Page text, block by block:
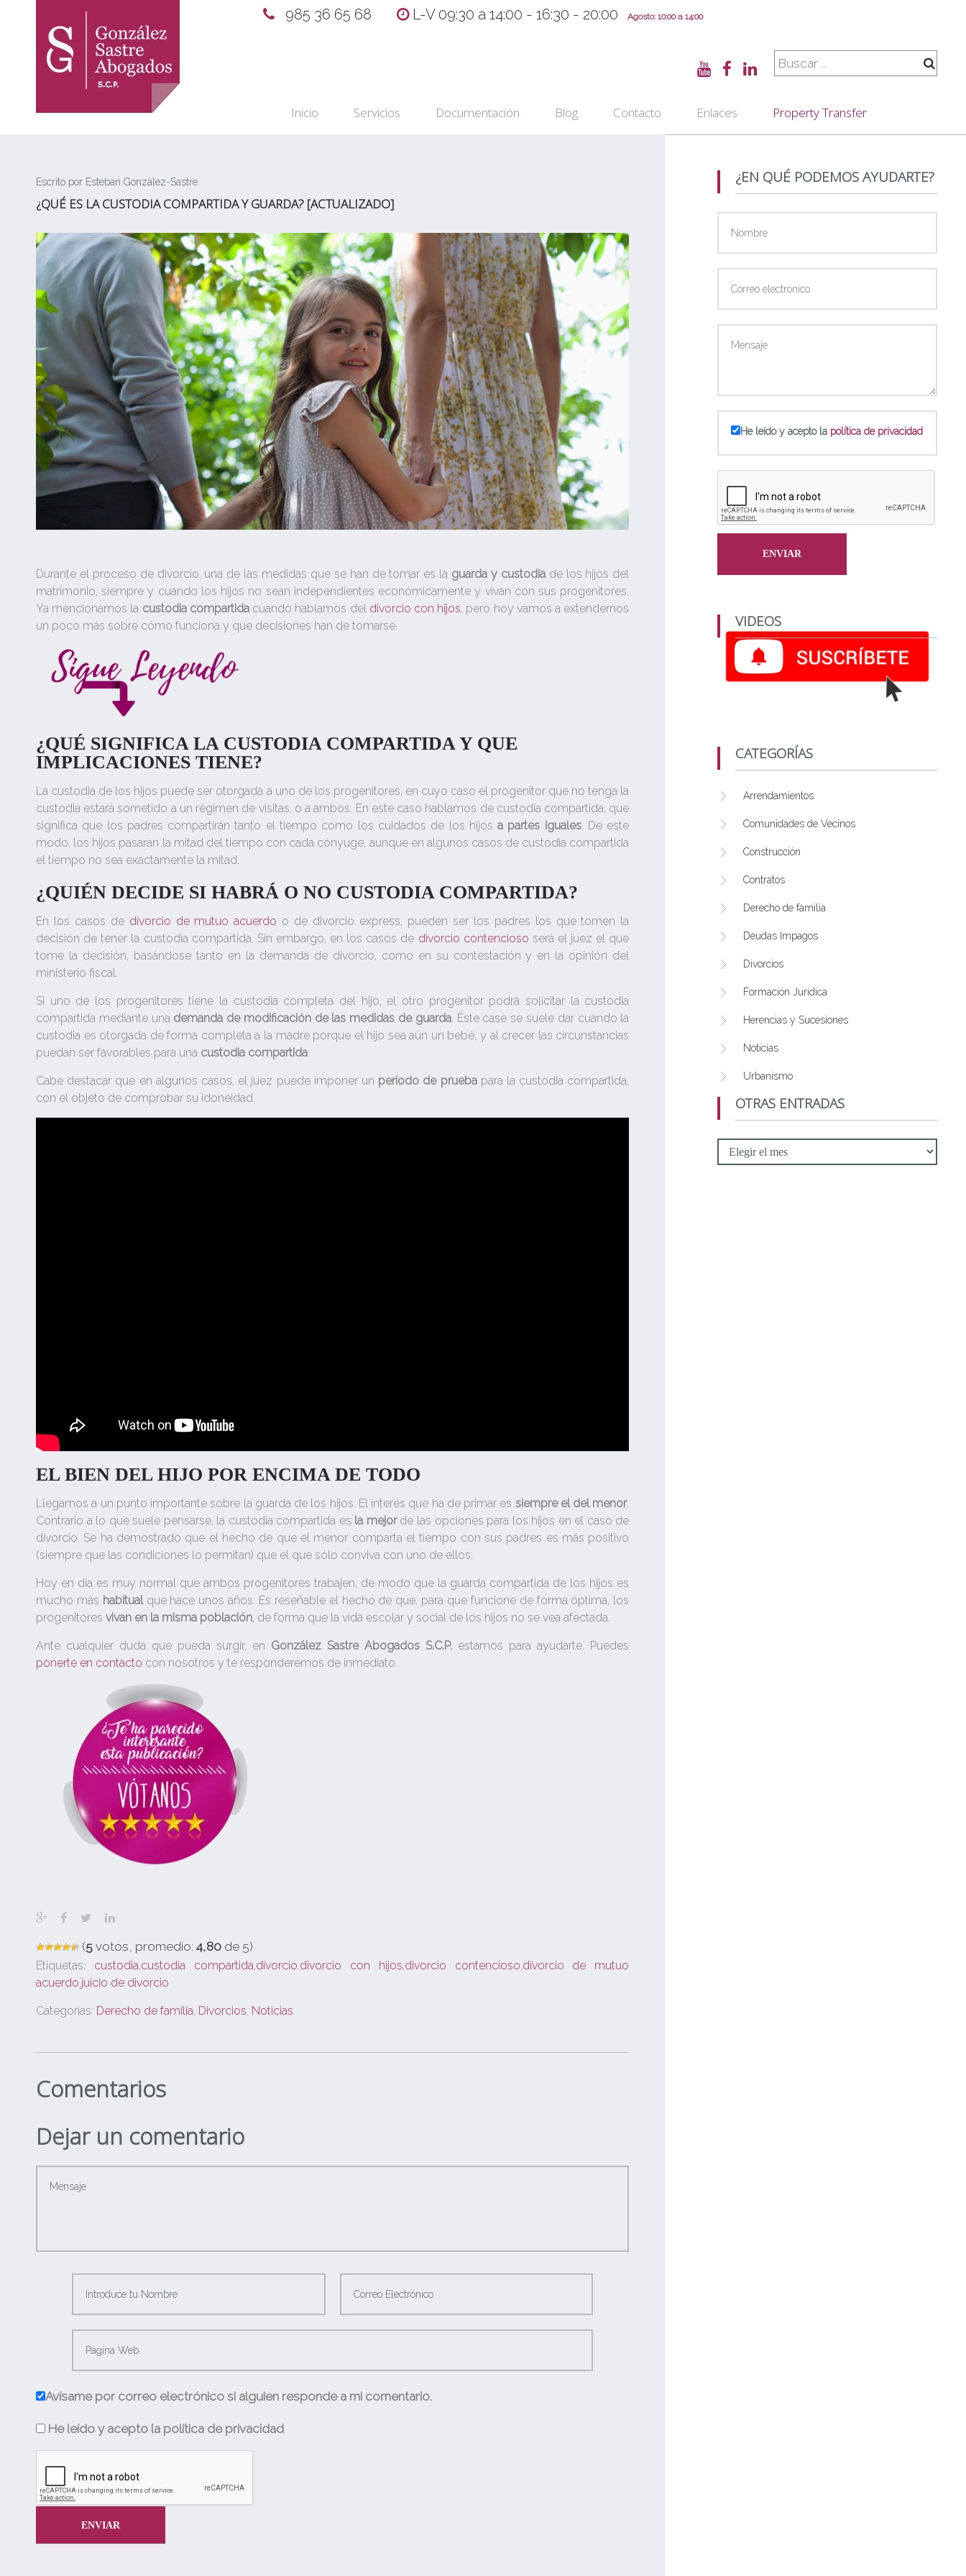
985 36 65 68 L-V 09:30 a 14:00 - 16:30 - 20:00 Agosto: 10:00 a 14:00
Inicio Servicios Documentación Blog Contacto Enlaces Property Transfer
Escrito por Esteban González-Sastre
¿QUÉ ES LA CUSTODIA COMPARTIDA Y GUARDA? [ACTUALIZADO]
Durante el proceso de divorcio, una de las medidas que se han de tomar es la guarda y custodiade los hijos del
matrimonio, siempre y cuando los hijos no sean independientes económicamente y vivan con sus progenitores.
Ya mencionamos la custodia compartidacuando hablamos del divorcio con hijos , pero hoy vamos a extendernos
un poco más sobre cómo funciona y que decisiones han de tomarse.
¿QUÉ SIGNIFICA LA CUSTODIA COMPARTIDA Y QUE
IMPLICACIONES TIENE?
La custodia de los hijos puede ser otorgada a uno de los progenitores, en cuyo caso el progenitor que no tenga la
custodia estará sometido a un régimen de visitas, o a ambos. En este caso hablamos de custodia compartida, que
significa que los padres compartirán tanto el tiempo como los cuidados de los hijosa partes iguales. De este
modo, los hijos pasarán la mitad del tiempo con cada cónyuge, aunque en algunos casos de custodia compartida
el tiempo no sea exactamente la mitad.
¿QUIÉN DECIDE SI HABRÁ O NO CUSTODIA COMPARTIDA?
En los casos de divorcio de mutuo acuerdo o de divorcio express, pueden ser los padres los que tomen la
decisión de tener la custodia compartida. Sin embargo, en los casos de divorcio contencioso será el juez el que
tome la decisión, basándose tanto en la demanda de divorcio, como en su contestación y en la opinión del
ministerio fiscal.
Si uno de los progenitores tiene la custodia completa del hijo, el otro progenitor podrá solicitar la custodia
compartida mediante una demanda de modificación de las medidas de guarda. Éste case se suele dar cuando la
custodia es otorgada de forma completa a la madre porque el hijo sea aún un bebé, y al crecer las circunstancias
puedan ser favorables para una custodia compartida
Cabe destacar que en algunos casos, el juez puede imponer un período de pruebapara la custodia compartida,
con el objeto de comprobar su idoneidad.
EL BIEN DEL HIJO POR ENCIMA DE TODO
Llegamos a un punto importante sobre la guarda de los hijos. El interés que ha de primar es siempre el del menor.
Contrario a lo que suele pensarse, la custodia compartida es la mejorde las opciones para los hijos en el caso de
divorcio. Se ha demostrado que el hecho de que el menor comparta el tiempo con sus padres es más positivo
(siempre que las condiciones lo permitan) que el que sólo conviva con uno de ellos.
Hoy en día es muy normal que ambos progenitores trabajen, de modo que la guarda compartida de los hijos es
mucho más habitualque hace unos años. Es reseñable el hecho de que, para que funcione de forma óptima, los
progenitores vivan en la misma población, de forma que la vida escolar y social de los hijos no se vea afectada.
Ante cualquier duda que pueda surgir, en González Sastre Abogados S.C.P. estamos para ayudarte. Puedes
ponerte en contacto con nosotros y te responderemos de inmediato.
(5 votos, promedio: 4,80 de 5)
Etiquetas: custodia,custodia compartida,divorcio,divorcio con hijos,divorcio contencioso,divorcio de mutuo
acuerdo,juicio de divorcio
Categorías: Derecho de familia, Divorcios, Noticias
Comentarios
Dejar un comentario
Avísame por correo electrónico si alguien responde a mi comentario.
He leído y acepto la política de privacidad
¿EN QUÉ PODEMOS AYUDARTE?
He leído y acepto la política de privacidad
VIDEOS
CATEGORÍAS
Arrendamientos
Comunidades de Vecinos
Construcción
Contratos
Derecho de familia
Deudas Impagos
Divorcios
Formación Jurídica
Herencias y Sucesiones
Noticias
Urbanismo
OTRAS ENTRADAS
Otras